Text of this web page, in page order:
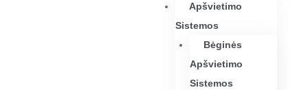
Apšvietimo
Sistemos
Bėginės
Apšvietimo
Sistemos